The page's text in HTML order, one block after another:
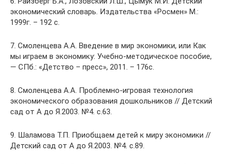
экономический словарь. Издательства «Росмен» М.:
1999г. – 192 с.
7. Смоленцева А.А. Введение в мир экономики, или Как
мы играем в экономику: Учебно-методическое пособие,
— СПб.: «Детство – пресс», 2011. – 176с.
8. Смоленцева А.А. Проблемно-игровая технология
экономического образования дошкольников // Детский
сад от А до Я.2003. №4. с.63.
9. Шаламова Т.П. Приобщаем детей к миру экономики //
Детский сад от А до Я.2003. №4. с.89.